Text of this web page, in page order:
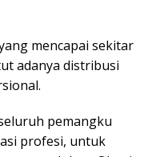
mencapai sekitar
adanya distribusi
pemangku
profesi, untuk